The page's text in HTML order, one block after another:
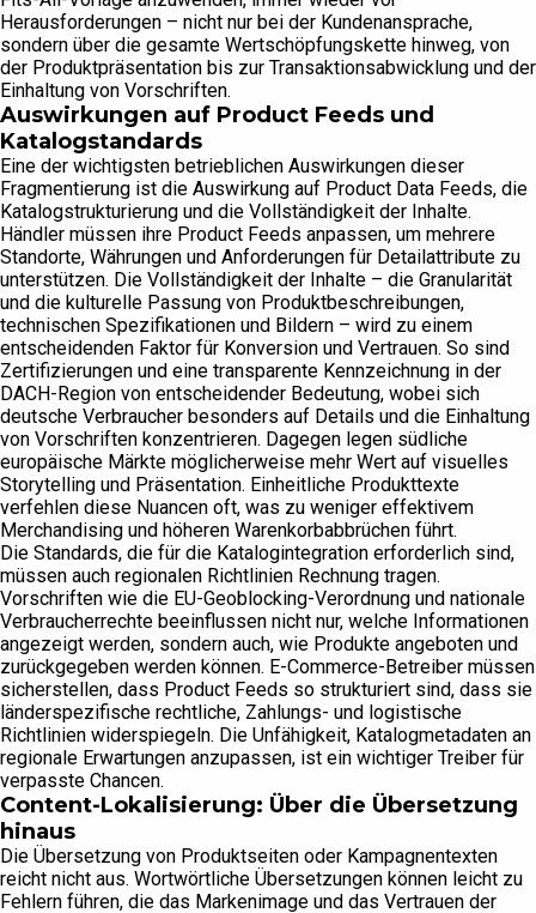
Herausforderungen – nicht nur bei der Kundenansprache,
sondern über die gesamte Wertschöpfungskette hinweg, von
der Produktpräsentation bis zur Transaktionsabwicklung und der
Einhaltung von Vorschriften.
Auswirkungen auf Product Feeds und
Katalogstandards
Eine der wichtigsten betrieblichen Auswirkungen dieser
Fragmentierung ist die Auswirkung auf Product Data Feeds, die
Katalogstrukturierung und die Vollständigkeit der Inhalte.
Händler müssen ihre Product Feeds anpassen, um mehrere
Standorte, Währungen und Anforderungen für Detailattribute zu
unterstützen. Die Vollständigkeit der Inhalte – die Granularität
und die kulturelle Passung von Produktbeschreibungen,
technischen Spezifikationen und Bildern – wird zu einem
entscheidenden Faktor für Konversion und Vertrauen. So sind
Zertifizierungen und eine transparente Kennzeichnung in der
DACH-Region von entscheidender Bedeutung, wobei sich
deutsche Verbraucher besonders auf Details und die Einhaltung
von Vorschriften konzentrieren. Dagegen legen südliche
europäische Märkte möglicherweise mehr Wert auf visuelles
Storytelling und Präsentation. Einheitliche Produkttexte
verfehlen diese Nuancen oft, was zu weniger effektivem
Merchandising und höheren Warenkorbabbrüchen führt.
Die Standards, die für die Katalogintegration erforderlich sind,
müssen auch regionalen Richtlinien Rechnung tragen.
Vorschriften wie die EU-Geoblocking-Verordnung und nationale
Verbraucherrechte beeinflussen nicht nur, welche Informationen
angezeigt werden, sondern auch, wie Produkte angeboten und
zurückgegeben werden können. E-Commerce-Betreiber müssen
sicherstellen, dass Product Feeds so strukturiert sind, dass sie
länderspezifische rechtliche, Zahlungs- und logistische
Richtlinien widerspiegeln. Die Unfähigkeit, Katalogmetadaten an
regionale Erwartungen anzupassen, ist ein wichtiger Treiber für
verpasste Chancen.
Content-Lokalisierung: Über die Übersetzung
hinaus
Die Übersetzung von Produktseiten oder Kampagnentexten
reicht nicht aus. Wortwörtliche Übersetzungen können leicht zu
Fehlern führen, die das Markenimage und das Vertrauen der